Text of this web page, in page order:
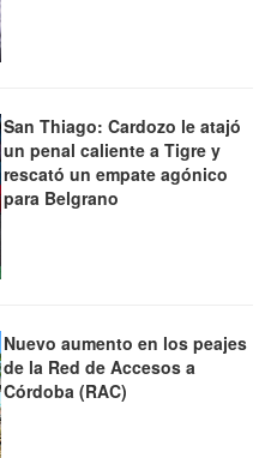
San Thiago: Cardozo le atajó
un penal caliente a Tigre y
rescató un empate agónico
para Belgrano
Nuevo aumento en los peajes
de la Red de Accesos a
Córdoba (RAC)